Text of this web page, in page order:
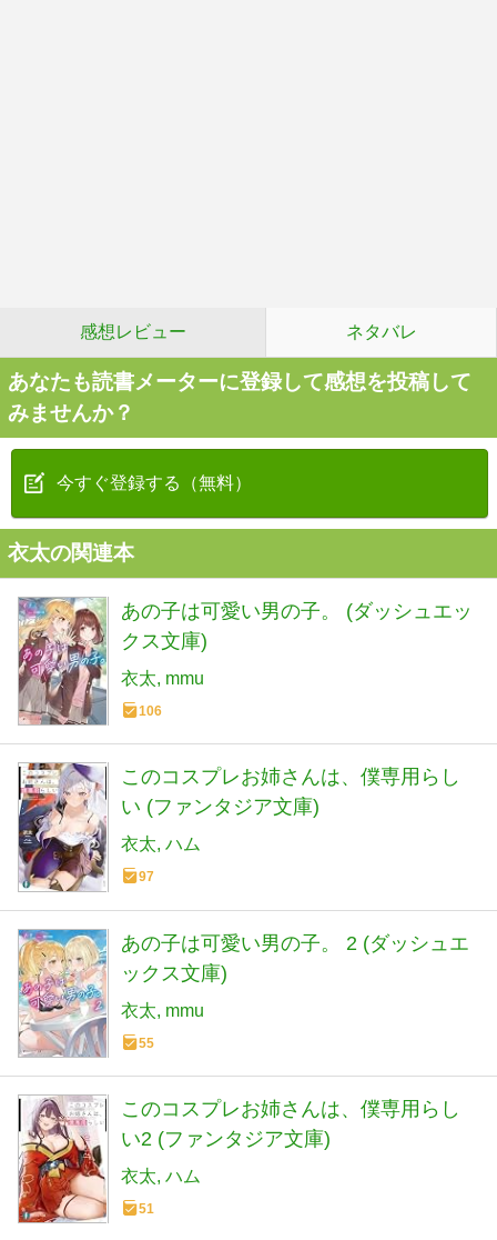
感想レビュー ネタバレ
あなたも読書メーターに登録して感想を投稿して
みませんか？
今すぐ登録する（無料）
衣太の関連本
あの子は可愛い男の子。 (ダッシュエッ
クス文庫)
衣太 mmu
106
このコスプレお姉さんは、僕専用らし
い (ファンタジア文庫)
衣太 ハム
97
あの子は可愛い男の子。 2 (ダッシュエ
ックス文庫)
衣太 mmu
55
このコスプレお姉さんは、僕専用らし
い2 (ファンタジア文庫)
衣太 ハム
51